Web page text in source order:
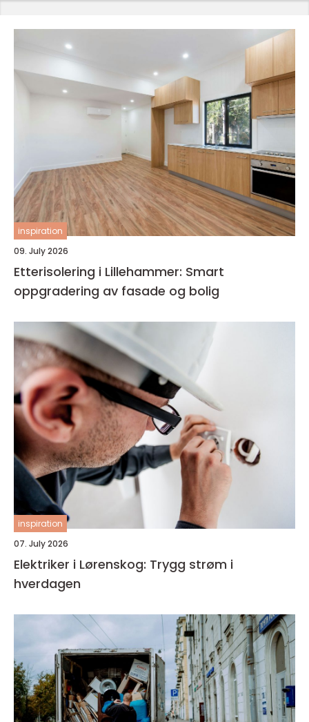
inspiration
09. July 2026
Etterisolering i Lillehammer: Smart
oppgradering av fasade og bolig
inspiration
07. July 2026
Elektriker i Lørenskog: Trygg strøm i
hverdagen